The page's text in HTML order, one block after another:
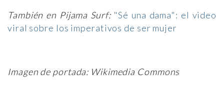
También en Pijama Surf: "Sé una dama": el video
viral sobre los imperativos de ser mujer
Imagen de portada: Wikimedia Commons